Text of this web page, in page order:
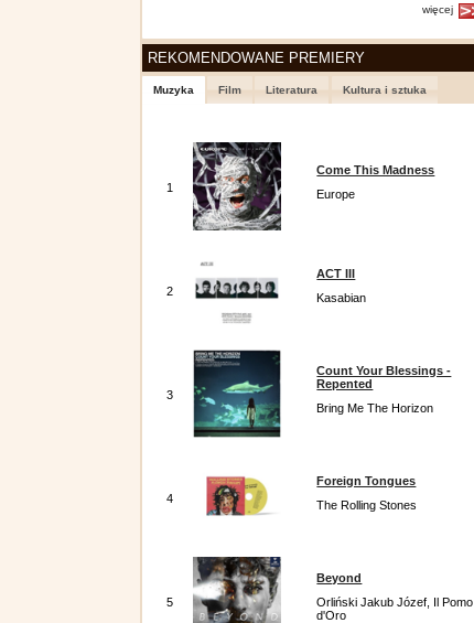
więcej
REKOMENDOWANE PREMIERY
Muzyka Film Literatura Kultura i sztuka
1
Come This Madness
Europe
2
ACT III
Kasabian
3
Count Your Blessings -
Repented
Bring Me The Horizon
4
Foreign Tongues
The Rolling Stones
5
Beyond
Orliński Jakub Józef, Il Pomo
d'Oro